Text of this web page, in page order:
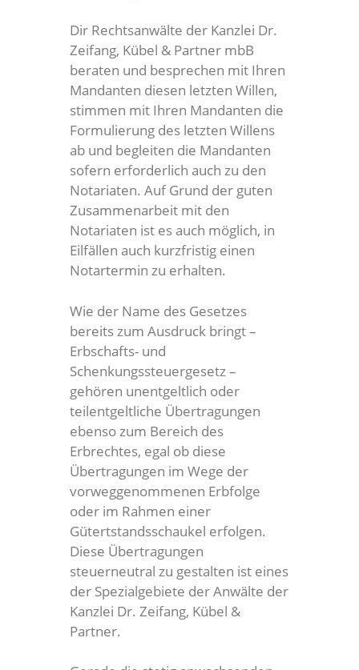
Dir Rechtsanwälte der Kanzlei Dr.
Zeifang, Kübel & Partner mbB
beraten und besprechen mit Ihren
Mandanten diesen letzten Willen,
stimmen mit Ihren Mandanten die
Formulierung des letzten Willens
ab und begleiten die Mandanten
sofern erforderlich auch zu den
Notariaten. Auf Grund der guten
Zusammenarbeit mit den
Notariaten ist es auch möglich, in
Eilfällen auch kurzfristig einen
Notartermin zu erhalten.
Wie der Name des Gesetzes
bereits zum Ausdruck bringt –
Erbschafts- und
Schenkungssteuergesetz –
gehören unentgeltlich oder
teilentgeltliche Übertragungen
ebenso zum Bereich des
Erbrechtes, egal ob diese
Übertragungen im Wege der
vorweggenommenen Erbfolge
oder im Rahmen einer
Gütertstandsschaukel erfolgen.
Diese Übertragungen
steuerneutral zu gestalten ist eines
der Spezialgebiete der Anwälte der
Kanzlei Dr. Zeifang, Kübel &
Partner.